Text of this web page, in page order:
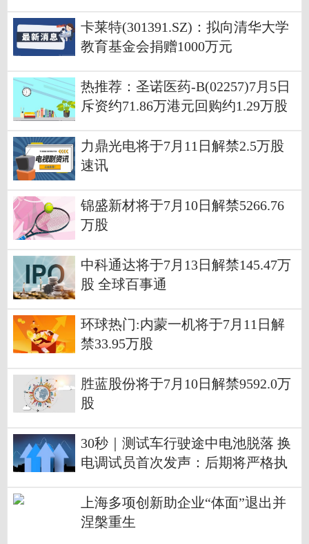
卡莱特(301391.SZ)：拟向清华大学
教育基金会捐赠1000万元
热推荐：圣诺医药-B(02257)7月5日
斥资约71.86万港元回购约1.29万股
力鼎光电将于7月11日解禁2.5万股
速讯
锦盛新材将于7月10日解禁5266.76
万股
中科通达将于7月13日解禁145.47万
股 全球百事通
环球热门:内蒙一机将于7月11日解
禁33.95万股
胜蓝股份将于7月10日解禁9592.0万
股
30秒｜测试车行驶途中电池脱落 换
电调试员首次发声：后期将严格执
上海多项创新助企业“体面”退出并
涅槃重生